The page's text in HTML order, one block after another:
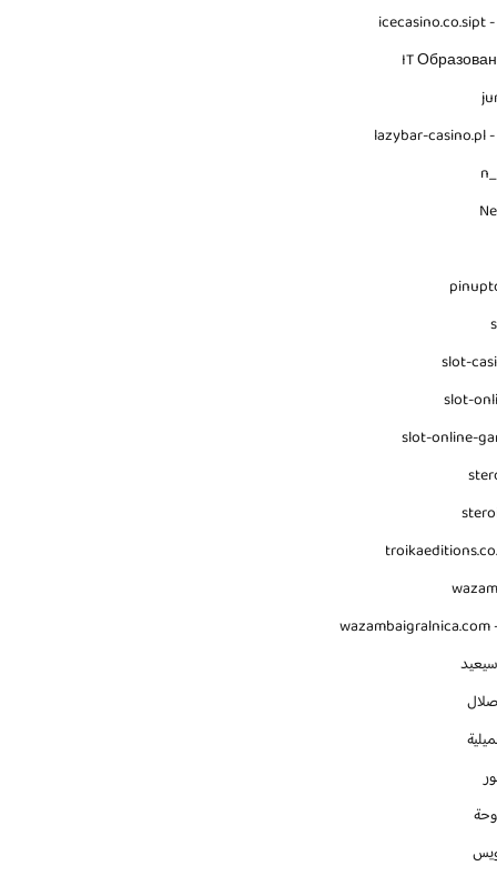
icecasino.co.sipt
IT
lazybar-casino.pl
slot-
slot-
slot-online-
wazambaigralnica.com